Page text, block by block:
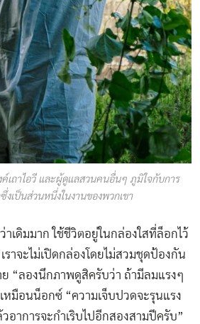
ค์เถาไอวี และผู้ดูแลสวนคนอื่นๆ ภูมิใจกับการ
งเป็นส่วนหนึ่งในงานของพวกเขา
เดิมมาก ใช้ชีวิตอยู่ในกล่องใสที่ล็อกไว้
าจะไม่เปิดกล่องโดยไม่สวมชุดป้องกัน
“ลองนึกภาพดูสิครับว่า ถ้ามีลมแรงๆ
มือนน็อกซ์ “ความเจ็บปวดจะรุนแรง
อาการจะกำเริบไปอีกสองสามปีครับ”